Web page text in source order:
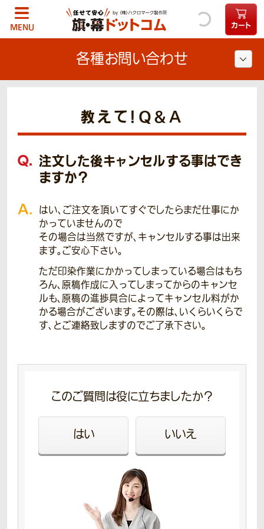
MENU カート
教えて！Q＆A
注文した後キャンセルする事はでき
ますか？
はい、ご注文を頂いてすぐでしたらまだ仕事にか
かっていませんので
その場合は当然ですが、キャンセルする事は出来
ます。ご安心下さい。
ただ印染作業にかかってしまっている場合はもち
ろん、原稿作成に入ってしまってからのキャンセ
ルも、原稿の進捗具合によってキャンセル料がか
かる場合がございます。その際は、いくらいくらで
す、とご連絡致しますのでご了承下さい。
このご質問は役に立ちましたか？
はい いいえ
各種お問い合わせ